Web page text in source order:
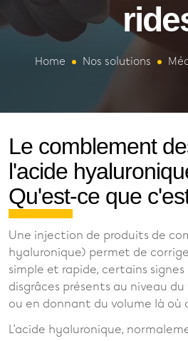
Home Nos solutions
Le comblement
l'acide
Qu'est-ce que
Une injection de produits de
hyaluronique) permet de
simple et rapide, certains
disgrâces présents au niveau
ou en donnant du volume là où
L’acide hyaluronique,